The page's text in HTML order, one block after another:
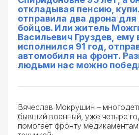
откладывая пенсию,
отправила два дрона
бойцов. Или житель
Васильевич Груздев, ему
исполнился 91 год,
автомобиля на фронт.
людьми нас можно
Вячеслав Мокрушин –
бывший военный, уже четыре
помогает фронту